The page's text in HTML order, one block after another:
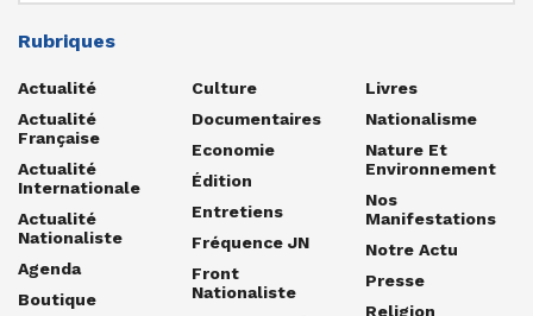
Rubriques
Actualité
Actualité
Française
Actualité
Internationale
Actualité
Nationaliste
Agenda
Boutique
Culture
Documentaires
Economie
Édition
Entretiens
Fréquence JN
Front
Nationaliste
Livres
Nationalisme
Nature Et
Environnement
Nos
Manifestations
Notre Actu
Presse
Religion